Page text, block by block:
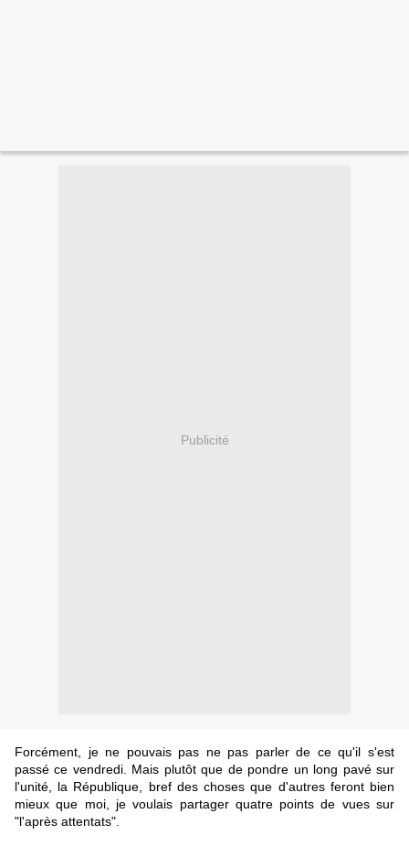
Publicité
Forcément, je ne pouvais pas ne pas parler de ce qu'il s'est
passé ce vendredi. Mais plutôt que de pondre un long pavé sur
l'unité, la République, bref des choses que d'autres feront bien
mieux que moi, je voulais partager quatre points de vues sur
"l'après attentats".